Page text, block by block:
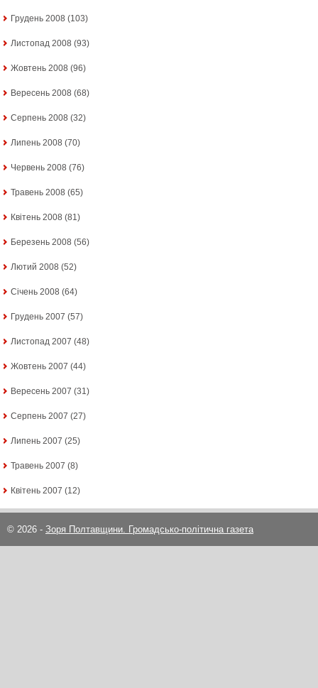
Грудень 2008 (103)
Листопад 2008 (93)
Жовтень 2008 (96)
Вересень 2008 (68)
Серпень 2008 (32)
Липень 2008 (70)
Червень 2008 (76)
Травень 2008 (65)
Квітень 2008 (81)
Березень 2008 (56)
Лютий 2008 (52)
Січень 2008 (64)
Грудень 2007 (57)
Листопад 2007 (48)
Жовтень 2007 (44)
Вересень 2007 (31)
Серпень 2007 (27)
Липень 2007 (25)
Травень 2007 (8)
Квітень 2007 (12)
© 2026 - Зоря Полтавщини. Громадсько-політична газета